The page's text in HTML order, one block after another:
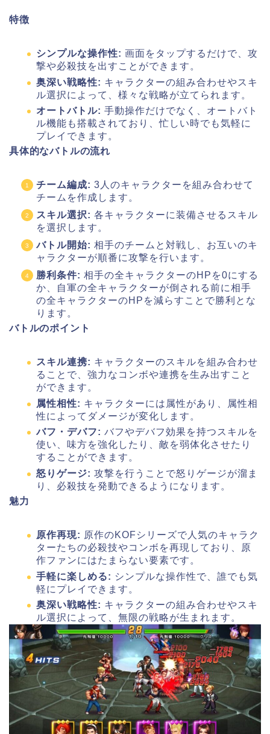
特徴
シンプルな操作性: 画面をタップするだけで、攻
撃や必殺技を出すことができます。
奥深い戦略性: キャラクターの組み合わせやスキ
ル選択によって、様々な戦略が立てられます。
オートバトル: 手動操作だけでなく、オートバト
ル機能も搭載されており、忙しい時でも気軽に
プレイできます。
具体的なバトルの流れ
チーム編成: 3人のキャラクターを組み合わせて
チームを作成します。
スキル選択: 各キャラクターに装備させるスキル
を選択します。
バトル開始: 相手のチームと対戦し、お互いのキ
ャラクターが順番に攻撃を行います。
勝利条件: 相手の全キャラクターのHPを0にする
か、自軍の全キャラクターが倒される前に相手
の全キャラクターのHPを減らすことで勝利とな
ります。
バトルのポイント
スキル連携: キャラクターのスキルを組み合わせ
ることで、強力なコンボや連携を生み出すこと
ができます。
属性相性: キャラクターには属性があり、属性相
性によってダメージが変化します。
バフ・デバフ: バフやデバフ効果を持つスキルを
使い、味方を強化したり、敵を弱体化させたり
することができます。
怒りゲージ: 攻撃を行うことで怒りゲージが溜ま
り、必殺技を発動できるようになります。
魅力
原作再現: 原作のKOFシリーズで人気のキャラク
ターたちの必殺技やコンボを再現しており、原
作ファンにはたまらない要素です。
手軽に楽しめる: シンプルな操作性で、誰でも気
軽にプレイできます。
奥深い戦略性: キャラクターの組み合わせやスキ
ル選択によって、無限の戦略が生まれます。